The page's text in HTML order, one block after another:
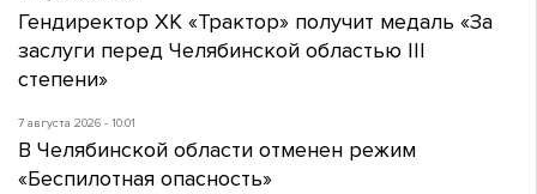
Гендиректор ХК «Трактор» получит медаль «За
заслуги перед Челябинской областью III
степени»
7 августа 2026 - 10:01
В Челябинской области отменен режим
«Беспилотная опасность»